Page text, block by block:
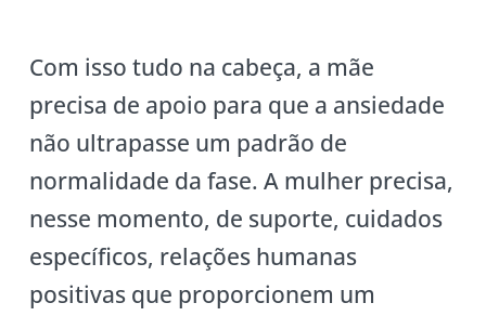
Com isso tudo na cabeça, a mãe
precisa de apoio para que a ansiedade
não ultrapasse um padrão de
normalidade da fase. A mulher precisa,
nesse momento, de suporte, cuidados
específicos, relações humanas
positivas que proporcionem um